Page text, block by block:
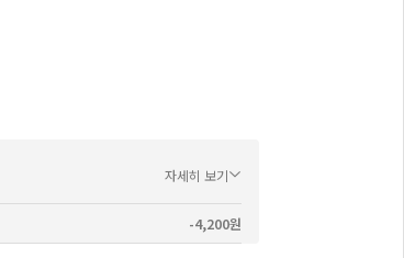
자세히 보기
-4,200원